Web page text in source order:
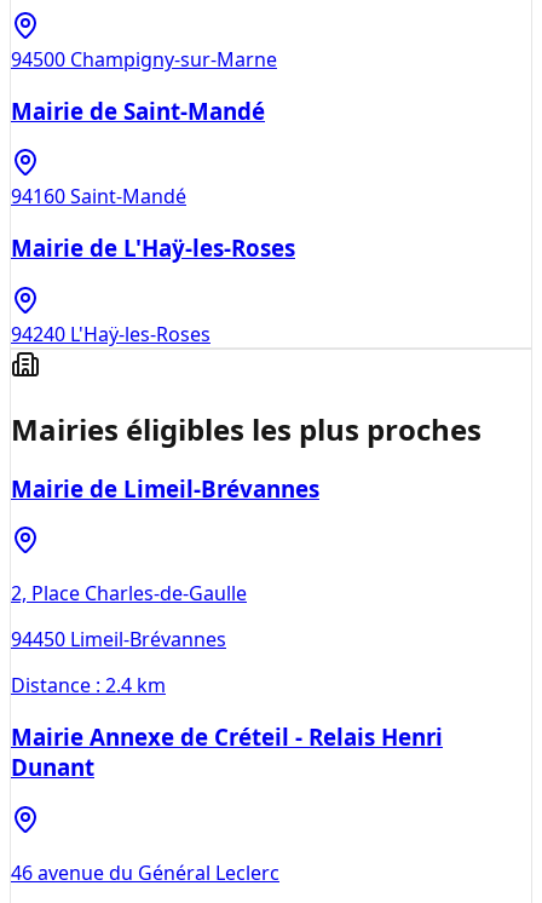
94500 Champigny-sur-Marne
Mairie de Saint-Mandé
94160Saint-Mandé
Mairie de L'Haÿ-les-Roses
94240 L'Haÿ-les-Roses
Mairies éligibles les plus proches
Mairie de Limeil-Brévannes
2, Place Charles-de-Gaulle
94450 Limeil-Brévannes
Distance : 2.4 km
Mairie Annexe de Créteil - Relais Henri
Dunant
46 avenue du Général Leclerc